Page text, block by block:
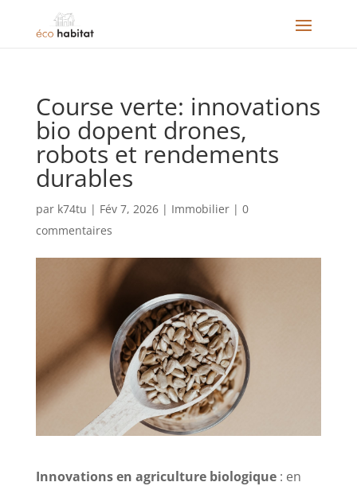
Course verte: innovations
bio dopent drones,
robots et rendements
durables
par k74tu | Fév 7, 2026| Immobilier| 0
commentaires
Innovations en agriculture biologique: en